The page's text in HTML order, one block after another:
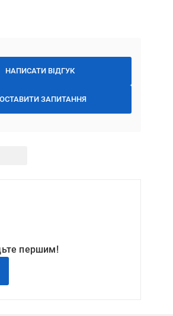
НАПИСАТИ ВІДГУК
ЗАПИТАННЯ
першим!